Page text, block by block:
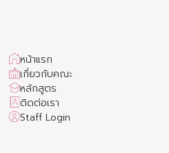
หน้าแรก
เกี่ยวกับคณะ
หลักสูตร
ติดต่อเรา
Staff Login